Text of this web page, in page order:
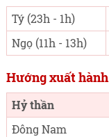
Tý (23h - 1h)
Ngọ (11h - 13h)
Hướng xuất hành
Hỷ thần
Đông Nam